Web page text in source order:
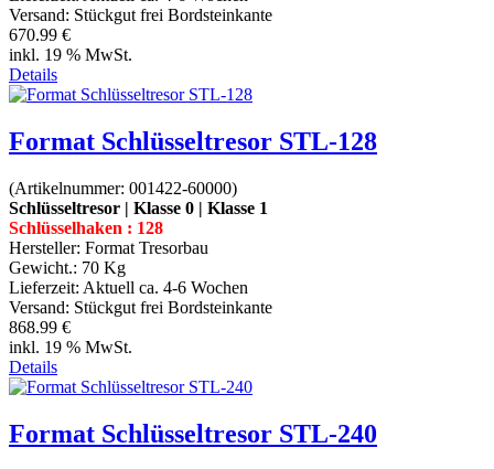
Versand: Stückgut frei Bordsteinkante
670.99 €
inkl. 19 % MwSt.
Details
Format Schlüsseltresor STL-128
(Artikelnummer: 001422-60000)
Schlüsseltresor | Klasse 0 | Klasse 1
Schlüsselhaken : 128
Hersteller: Format Tresorbau
Gewicht.: 70 Kg
Lieferzeit: Aktuell ca. 4-6 Wochen
Versand: Stückgut frei Bordsteinkante
868.99 €
inkl. 19 % MwSt.
Details
Format Schlüsseltresor STL-240